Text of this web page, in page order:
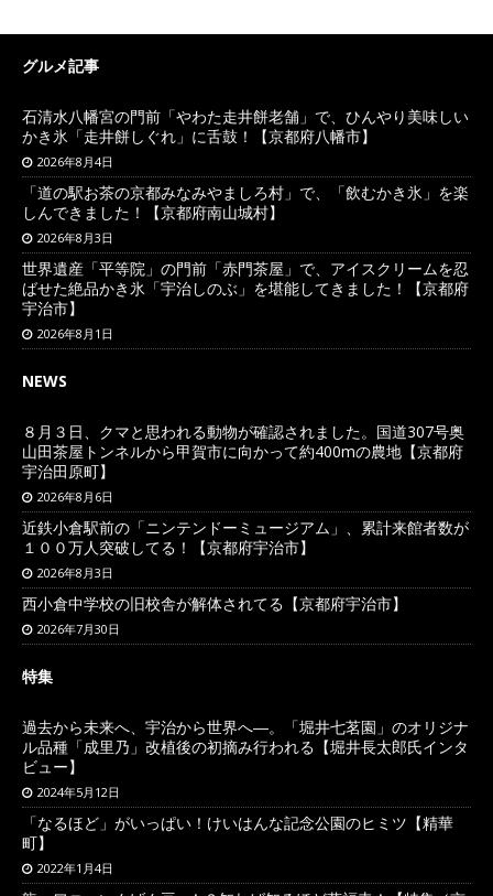
グルメ記事
石清水八幡宮の門前「やわた走井餅老舗」で、ひんやり美味しい
かき氷「走井餅しぐれ」に舌鼓！【京都府八幡市】
2026年8月4日
「道の駅お茶の京都みなみやましろ村」で、「飲むかき氷」を楽
しんできました！【京都府南山城村】
2026年8月3日
世界遺産「平等院」の門前「赤門茶屋」で、アイスクリームを忍
ばせた絶品かき氷「宇治しのぶ」を堪能してきました！【京都府
宇治市】
2026年8月1日
NEWS
８月３日、クマと思われる動物が確認されました。国道307号奥
山田茶屋トンネルから甲賀市に向かって約400mの農地【京都府
宇治田原町】
2026年8月6日
近鉄小倉駅前の「ニンテンドーミュージアム」、累計来館者数が
１００万人突破してる！【京都府宇治市】
2026年8月3日
西小倉中学校の旧校舎が解体されてる【京都府宇治市】
2026年7月30日
特集
過去から未来へ、宇治から世界へ―。「堀井七茗園」のオリジナ
ル品種「成里乃」改植後の初摘み行われる【堀井長太郎氏インタ
ビュー】
2024年5月12日
「なるほど」がいっぱい！けいはんな記念公園のヒミツ【精華
町】
2022年1月4日